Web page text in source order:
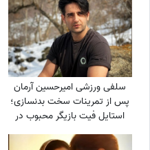
سلفی ورزشی امیرحسین آرمان
پس از تمرینات سخت بدنسازی؛
استایل فیت بازیگر محبوب در
باشگاه